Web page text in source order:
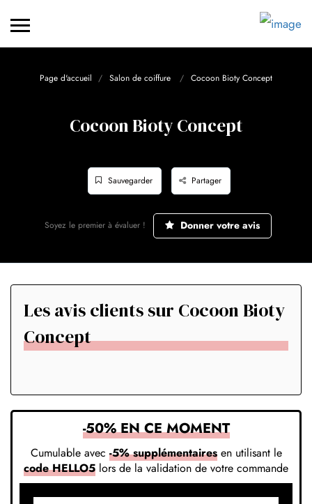
Page d'accueil Salon de coiffure Cocoon Bioty Concept
Cocoon Bioty Concept
Sauvegarder Partager
Soyez le premier à évaluer ! Donner votre avis
Les avis clients sur Cocoon Bioty
Concept
-50% EN CE MOMENT
Cumulable avec -5% supplémentairesen utilisant le
code HELLO5 lors de la validation de votre commande